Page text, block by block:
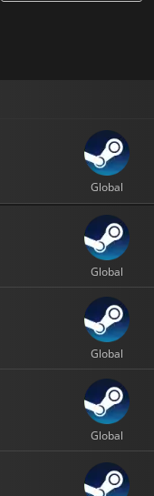
Global
Global
Global
Global